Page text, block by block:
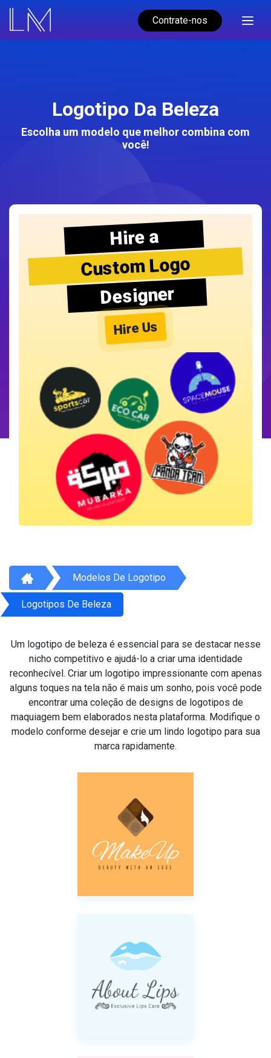
Contrate-nos
Logotipo Da Beleza
Escolha um modelo que melhor combina com
você!
Hire a
Custom Logo
Designer
Hire Us
Modelos De Logotipo
Logotipos De Beleza
Um logotipo de beleza é essencial para se destacar nesse
nicho competitivo e ajudá-lo a criar uma identidade
reconhecível. Criar um logotipo impressionante com apenas
alguns toques na tela não é mais um sonho, pois você pode
encontrar uma coleção de designs de logotipos de
maquiagem bem elaborados nesta plataforma. Modifique o
modelo conforme desejar e crie um lindo logotipo para sua
marca rapidamente.